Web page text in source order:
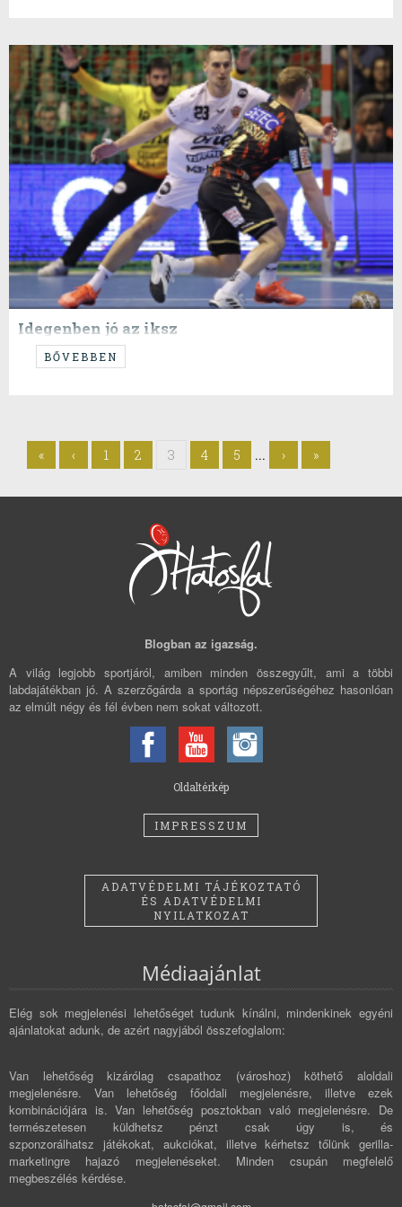
Idegenben jó az iksz
...de vajon elég is?
BŐVEBBEN
« ‹ 1 2 3 4 5 ... › »
Blogban az igazság.
A világ legjobb sportjáról, amiben minden összegyűlt, ami a többi
labdajátékban jó. A szerzőgárda a sportág népszerűségéhez hasonlóan
az elmúlt négy és fél évben nem sokat változott.
Oldaltérkép
IMPRESSZUM
ADATVÉDELMI TÁJÉKOZTATÓ
ÉS ADATVÉDELMI
NYILATKOZAT
Médiaajánlat
Elég sok megjelenési lehetőséget tudunk kínálni, mindenkinek egyéni
ajánlatokat adunk, de azért nagyjából összefoglalom:
Van lehetőség kizárólag csapathoz (városhoz) köthető aloldali
megjelenésre. Van lehetőség főoldali megjelenésre, illetve ezek
kombinációjára is. Van lehetőség posztokban való megjelenésre. De
természetesen küldhetsz pénzt csak úgy is, és
szponzorálhatsz játékokat, aukciókat, illetve kérhetsz tőlünk gerilla-
marketingre hajazó megjelenéseket. Minden csupán megfelelő
megbeszélés kérdése.